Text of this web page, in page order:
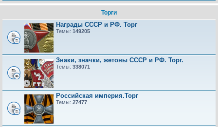
Торги
Награды СССР и РФ. Торг
Темы: 149205
Знаки, значки, жетоны СССР и РФ. Торг.
Темы: 338071
Российская империя.Торг
Темы: 27477